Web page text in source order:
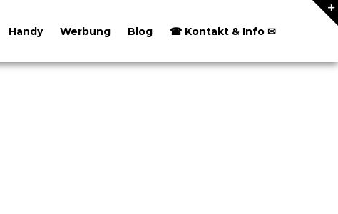
Handy Werbung Blog ☎ Kontakt & Info ✉